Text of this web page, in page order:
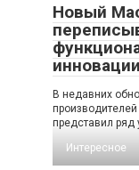
Новый
В недавних
представил ряд
Интересное